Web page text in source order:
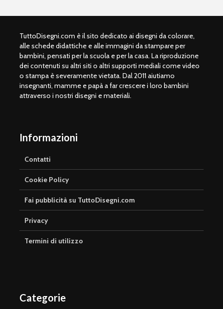
TuttoDisegni.com è il sito dedicato ai disegni da colorare,
alle schede didattiche e alle immagini da stampare per
bambini, pensati per la scuola e per la casa. La riproduzione
dei contenuti su altri siti o altri supporti mediali come video
o stampa è severamente vietata. Dal 2011 aiutiamo
insegnanti, mamme e papà a far crescere i loro bambini
attraverso i nostri disegni e materiali.
Informazioni
Contatti
Cookie Policy
Fai pubblicità su TuttoDisegni.com
Privacy
Termini di utilizzo
Categorie